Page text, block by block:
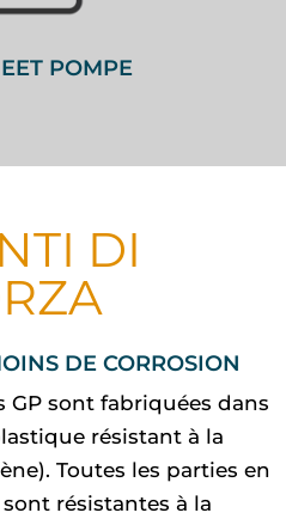
POMPE
DI
DE CORROSION
GP sont fabriquées dans
résistant à la
Toutes les parties en
résistantes à la